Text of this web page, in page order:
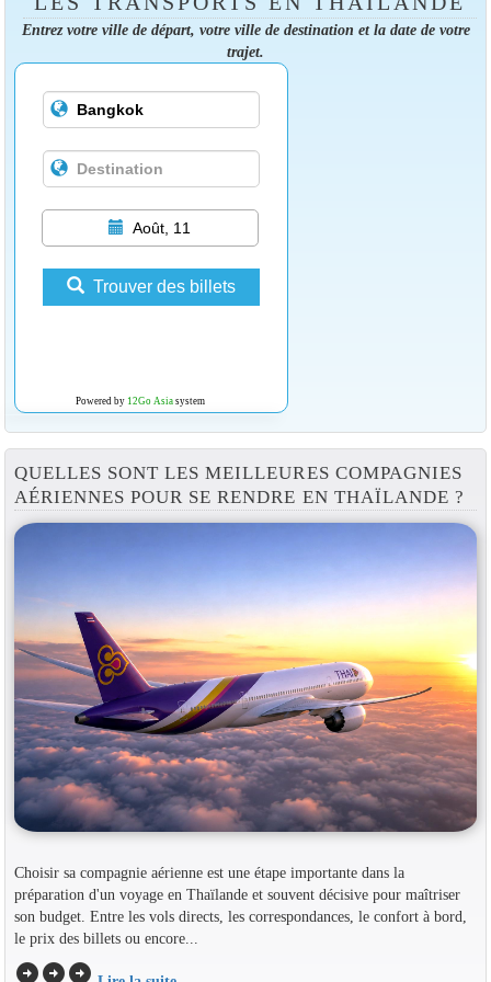
Entrez votre ville de départ, votre ville de destination et la date de votre
trajet.
Août, 11
Trouver des billets
Powered by 12Go Asiasystem
QUELLES SONT LES MEILLEURES COMPAGNIES
AÉRIENNES POUR SE RENDRE EN THAÏLANDE ?
Choisir sa compagnie aérienne est une étape importante dans la
préparation d'un voyage en Thaïlande et souvent décisive pour maîtriser
son budget. Entre les vols directs, les correspondances, le confort à bord,
le prix des billets ou encore...
arrow_circle_rightarrow_circle_rightarrow_circle_right